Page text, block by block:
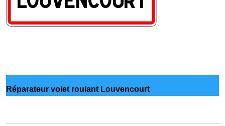
Réparateur volet roulant Louvencourt